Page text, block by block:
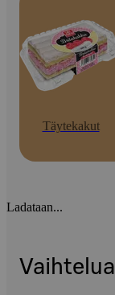
Täytekakut
Ladataan...